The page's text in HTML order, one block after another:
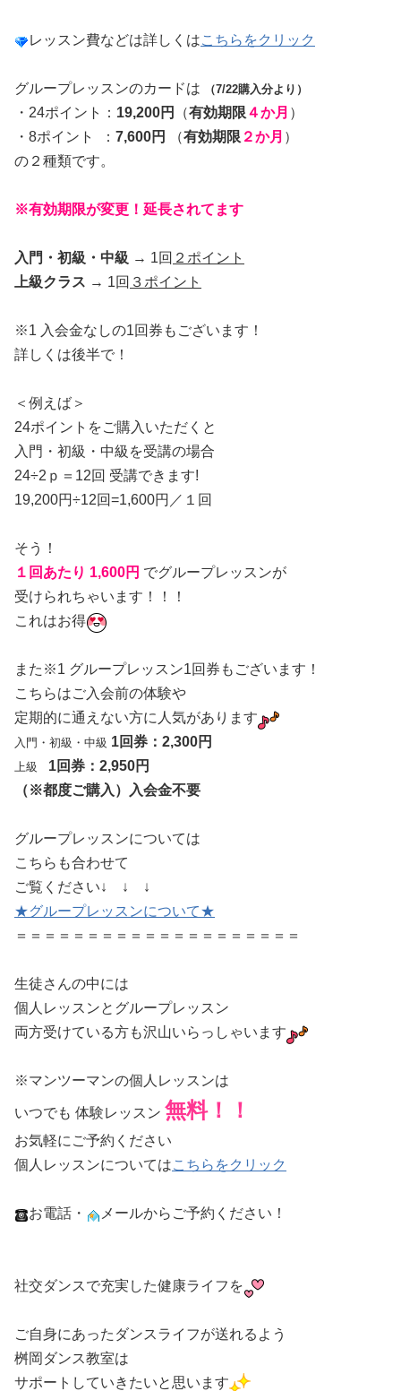
レッスン費などは詳しくはこちらをクリック
グループレッスンのカードは （7/22購入分より）
・24ポイント： 19,200円 （有効期限 ４か月 ）
・8ポイント ： 7,600円 （有効期限 ２か月 ）
の２種類です。
※有効期限が変更！延長されてます
入門・初級・中級 → 1回 ２ポイント
上級クラス → 1回 ３ポイント
※1 入会金なしの1回券もございます！
詳しくは後半で！
＜例えば＞
24ポイントをご購入いただくと
入門・初級・中級を受講の場合
24÷2ｐ＝12回 受講できます!
19,200円÷12回=1,600円／１回
そう！
１回あたり 1,600円 でグループレッスンが
受けられちゃいます！！！
これはお得
また※1 グループレッスン1回券もございます！
こちらはご入会前の体験や
定期的に通えない方に人気があります
入門・初級・中級 1回券：2,300円
上級
1回券：2,950円
（※都度ご購入）入会金不要
グループレッスンについては
こちらも合わせて
ご覧ください↓ ↓ ↓
★グループレッスンについて★
＝＝＝＝＝＝＝＝＝＝＝＝＝＝＝＝＝＝＝＝
生徒さんの中には
個人レッスンとグループレッスン
両方受けている方も沢山いらっしゃいます
※マンツーマンの個人レッスンは
いつでも 体験レッスン 無料！！
お気軽にご予約ください
個人レッスンについてはこちらをクリック
お電話・ メールからご予約ください！
社交ダンスで充実した健康ライフを
ご自身にあったダンスライフが送れるよう
桝岡ダンス教室は
サポートしていきたいと思います